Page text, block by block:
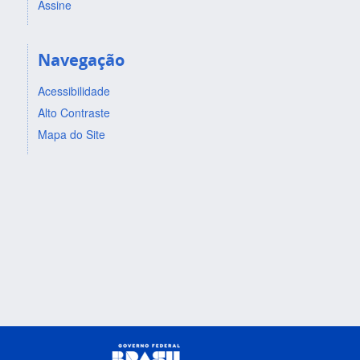
Assine
Navegação
Acessibilidade
Alto Contraste
Mapa do Site